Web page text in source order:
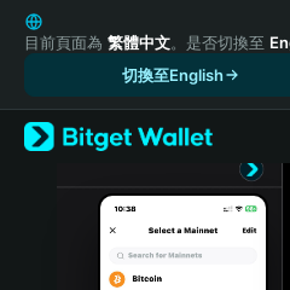
English
日本語
Русский
Español (Latinoamérica)
Türkçe
目前頁面為 繁體中文。是否切換至
切換至English